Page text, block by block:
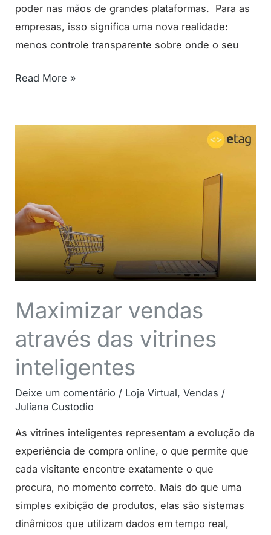
poder nas mãos de grandes plataformas. Para as
empresas, isso significa uma nova realidade:
menos controle transparente sobre onde o seu
Read More »
Maximizar vendas
através das vitrines
inteligentes
Deixe um comentário / Loja Virtual,Vendas /
Juliana Custodio
As vitrines inteligentes representam a evolução da
experiência de compra online, o que permite que
cada visitante encontre exatamente o que
procura, no momento correto. Mais do que uma
simples exibição de produtos, elas são sistemas
dinâmicos que utilizam dados em tempo real,
vitrines
inteligentes